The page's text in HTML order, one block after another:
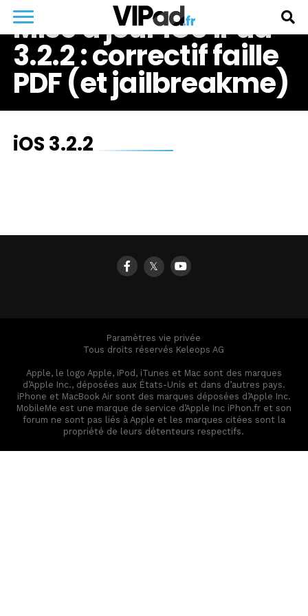
Mise à jour iOS iPad
3.2.2 : correctif faille
PDF (et jailbreakme)
iOS 3.2.2
𝕏
Paramètres vie privée
Tous droits réservés Keleops AG
Apple, le logo Apple, iPod, iTunes et Mac sont des marques
d’Apple Inc., déposées aux États-Unis et dans d’autres pays.
iPhone et MacBook Air sont des marques déposées d’Apple Inc.
MobileMe est une marque de service d’Apple Inc iPhon.fr et son
forum ne sont pas liés à Apple et les marques citées sont la
propriété de leurs détenteurs respectifs.